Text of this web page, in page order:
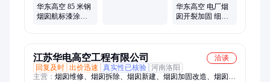
华东高空 85 米钢
烟囱航标漆涂刷
华东高空 电厂烟
囱开裂加固 细致
江苏华电高空工程有限公司
洽谈
回复及时 出价迅速 真实性已核验 河南洛阳
主营： 烟囱维修、烟囱拆除、烟囱新建、烟囱加固改造、烟囱刷